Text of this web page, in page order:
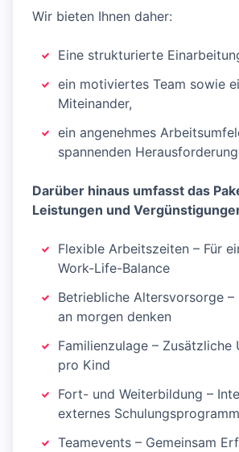
Wir bieten Ihnen daher:
Eine strukturierte
ein motiviertes Team sowie
Miteinander,
ein angenehmes
spannenden
Darüber hinaus umfasst das
Leistungen und
Flexible Arbeitszeiten – Für
Work-Life-Balance
Betriebliche Altersvorsorge –
an morgen denken
Familienzulage – Zusätzliche
pro Kind
Fort- und Weiterbildung –
externes Schulungsprogramm
Teamevents – Gemeinsam